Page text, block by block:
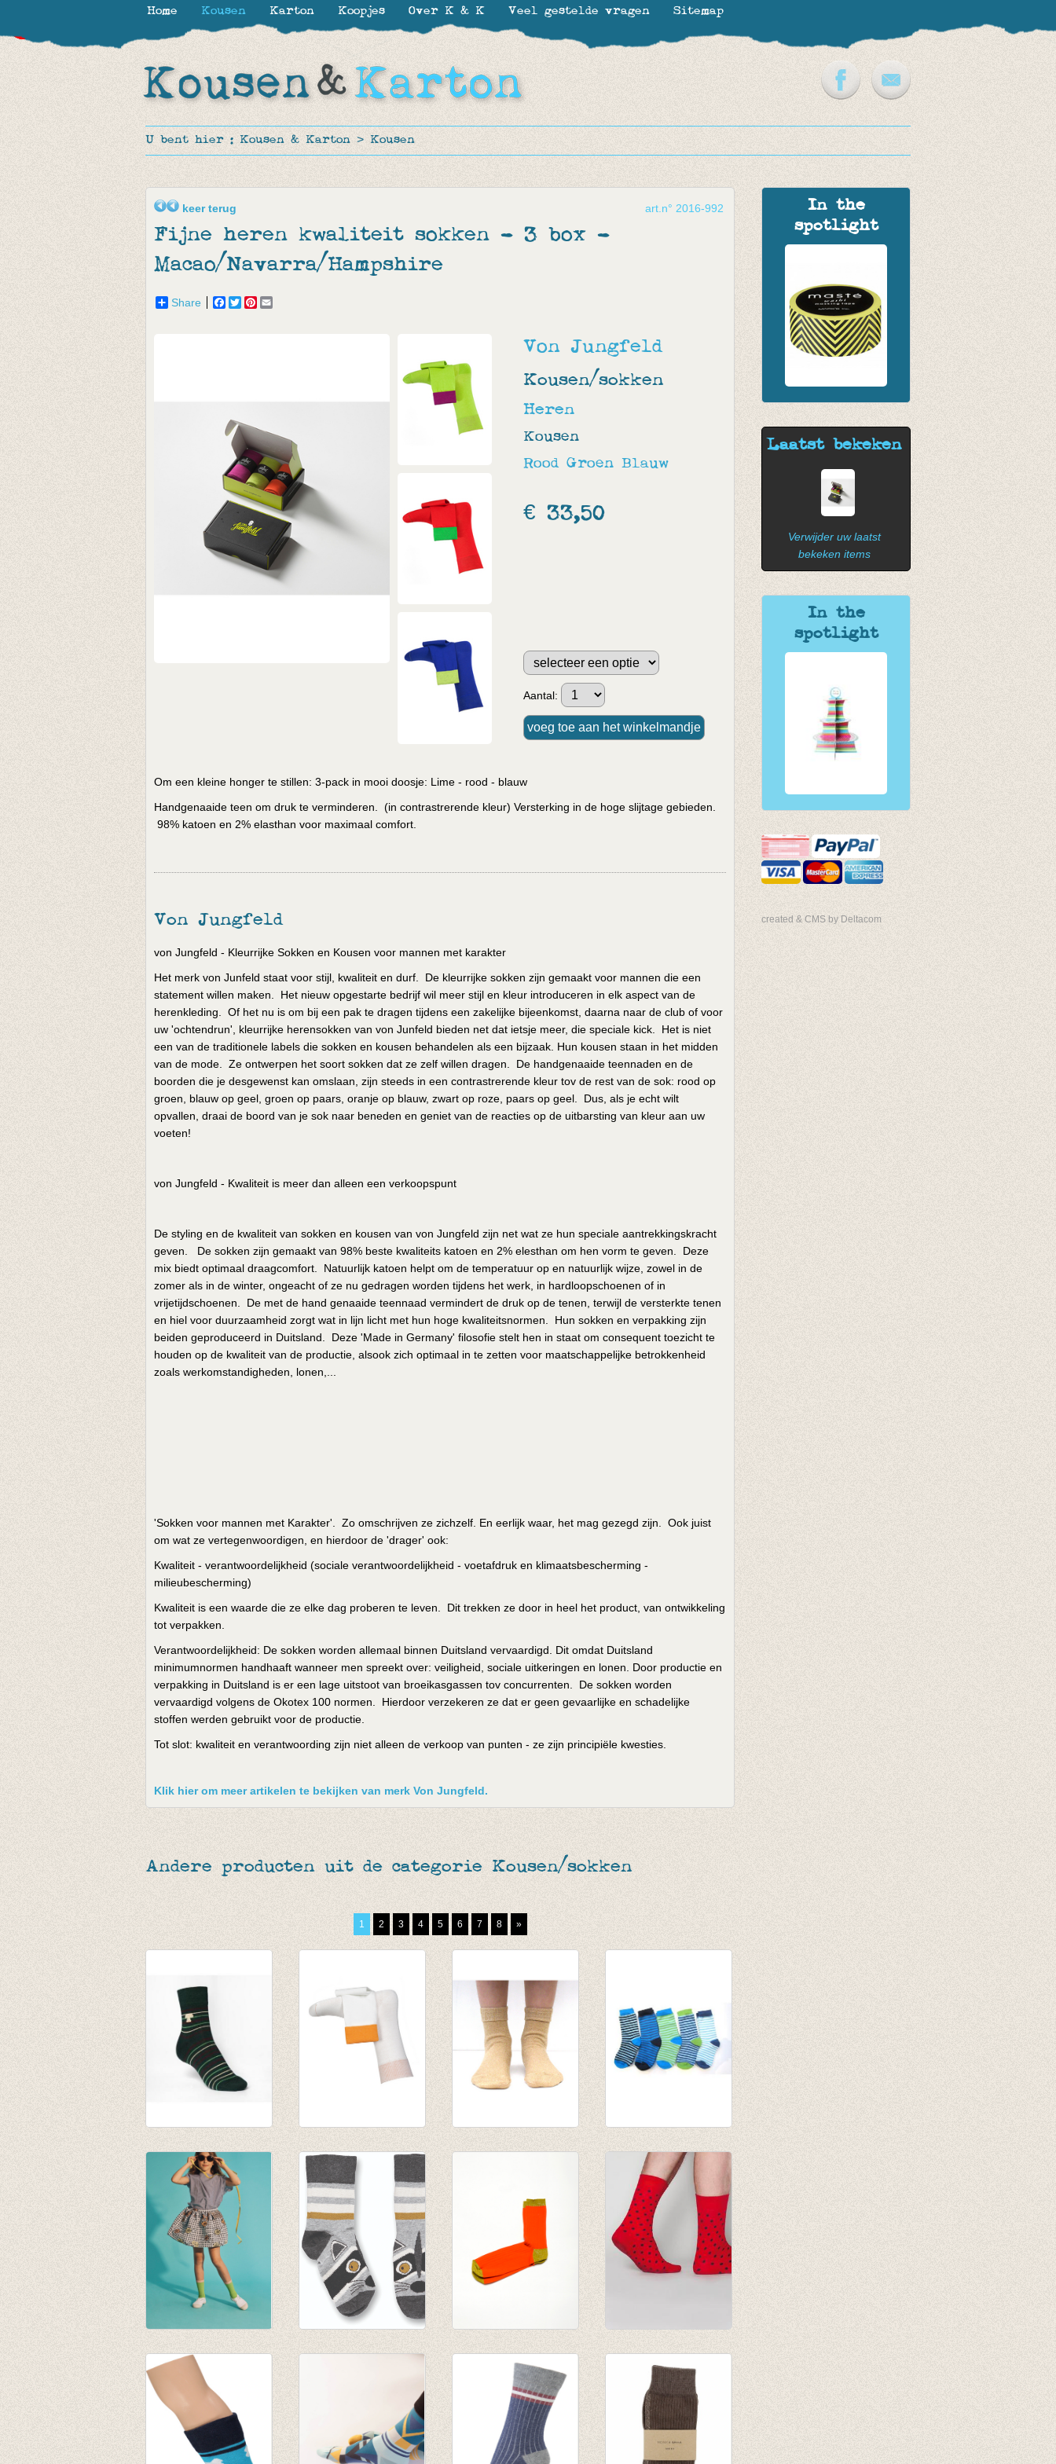
U bent hier : Kousen & Karton > Kousen
In the
spotlight
Laatst bekeken
Verwijder uw laatst
bekeken items
In the
spotlight
created & CMS by Deltacom
art.n° 2016-992
keer terug
Fijne heren kwaliteit sokken - 3 box -
Macao/Navarra/Hampshire
Share Facebook
TwitterPinterest
Von Jungfeld
Kousen/sokken
Heren
Kousen
Rood Groen Blauw
€ 33,50
Aantal:
Om een kleine honger te stillen: 3-pack in mooi doosje: Lime - rood - blauw
Handgenaaide teen om druk te verminderen. (in contrastrerende kleur) Versterking in de hoge slijtage gebieden.
98% katoen en 2% elasthan voor maximaal comfort.
Von Jungfeld
von Jungfeld - Kleurrijke Sokken en Kousen voor mannen met karakter
Het merk von Junfeld staat voor stijl, kwaliteit en durf. De kleurrijke sokken zijn gemaakt voor mannen die een
statement willen maken. Het nieuw opgestarte bedrijf wil meer stijl en kleur introduceren in elk aspect van de
herenkleding. Of het nu is om bij een pak te dragen tijdens een zakelijke bijeenkomst, daarna naar de club of voor
uw 'ochtendrun', kleurrijke herensokken van von Junfeld bieden net dat ietsje meer, die speciale kick. Het is niet
een van de traditionele labels die sokken en kousen behandelen als een bijzaak. Hun kousen staan in het midden
van de mode. Ze ontwerpen het soort sokken dat ze zelf willen dragen. De handgenaaide teennaden en de
boorden die je desgewenst kan omslaan, zijn steeds in een contrastrerende kleur tov de rest van de sok: rood op
groen, blauw op geel, groen op paars, oranje op blauw, zwart op roze, paars op geel. Dus, als je echt wilt
opvallen, draai de boord van je sok naar beneden en geniet van de reacties op de uitbarsting van kleur aan uw
voeten!
von Jungfeld - Kwaliteit is meer dan alleen een verkoopspunt
De styling en de kwaliteit van sokken en kousen van von Jungfeld zijn net wat ze hun speciale aantrekkingskracht
geven. De sokken zijn gemaakt van 98% beste kwaliteits katoen en 2% elesthan om hen vorm te geven. Deze
mix biedt optimaal draagcomfort. Natuurlijk katoen helpt om de temperatuur op en natuurlijk wijze, zowel in de
zomer als in de winter, ongeacht of ze nu gedragen worden tijdens het werk, in hardloopschoenen of in
vrijetijdschoenen. De met de hand genaaide teennaad vermindert de druk op de tenen, terwijl de versterkte tenen
en hiel voor duurzaamheid zorgt wat in lijn licht met hun hoge kwaliteitsnormen. Hun sokken en verpakking zijn
beiden geproduceerd in Duitsland. Deze 'Made in Germany' filosofie stelt hen in staat om consequent toezicht te
houden op de kwaliteit van de productie, alsook zich optimaal in te zetten voor maatschappelijke betrokkenheid
zoals werkomstandigheden, lonen,...
'Sokken voor mannen met Karakter'. Zo omschrijven ze zichzelf. En eerlijk waar, het mag gezegd zijn. Ook juist
om wat ze vertegenwoordigen, en hierdoor de 'drager' ook:
Kwaliteit - verantwoordelijkheid (sociale verantwoordelijkheid - voetafdruk en klimaatsbescherming -
milieubescherming)
Kwaliteit is een waarde die ze elke dag proberen te leven. Dit trekken ze door in heel het product, van ontwikkeling
tot verpakken.
Verantwoordelijkheid: De sokken worden allemaal binnen Duitsland vervaardigd. Dit omdat Duitsland
minimumnormen handhaaft wanneer men spreekt over: veiligheid, sociale uitkeringen en lonen. Door productie en
verpakking in Duitsland is er een lage uitstoot van broeikasgassen tov concurrenten. De sokken worden
vervaardigd volgens de Okotex 100 normen. Hierdoor verzekeren ze dat er geen gevaarlijke en schadelijke
stoffen werden gebruikt voor de productie.
Tot slot: kwaliteit en verantwoording zijn niet alleen de verkoop van punten - ze zijn principiële kwesties.
Klik hier om meer artikelen te bekijken van merk Von Jungfeld.
Andere producten uit de categorie Kousen/sokken
1 2 3 4 5 6 7 8 »
groen gestreept
forest'
Arktis (White)
€ 11,50
sokken multi-color
€ 12,95
€ 7,77
€ 20,00
Dash Red/Grey dot
€ 12,95
Home Kousen Karton Koopjes Over K & K Veel gestelde vragen Sitemap